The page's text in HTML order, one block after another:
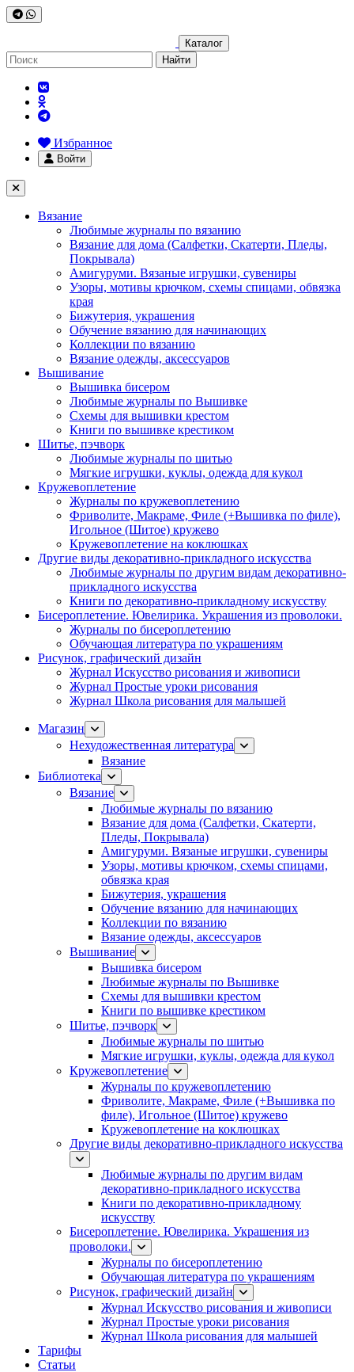
Каталог
Найти
Избранное
Войти
Вязание
Любимые журналы по вязанию
Вязание для дома (Салфетки, Скатерти, Пледы,
Покрывала)
Амигуруми. Вязаные игрушки, сувениры
Узоры, мотивы крючком, схемы спицами, обвязка
края
Бижутерия, украшения
Обучение вязанию для начинающих
Коллекции по вязанию
Вязание одежды, аксессуаров
Вышивание
Вышивка бисером
Любимые журналы по Вышивке
Схемы для вышивки крестом
Книги по вышивке крестиком
Шитье, пэчворк
Любимые журналы по шитью
Мягкие игрушки, куклы, одежда для кукол
Кружевоплетение
Журналы по кружевоплетению
Фриволите, Макраме, Филе (+Вышивка по филе),
Игольное (Шитое) кружево
Кружевоплетение на коклюшках
Другие виды декоративно-прикладного искусства
Любимые журналы по другим видам декоративно-
прикладного искусства
Книги по декоративно-прикладному искусству
Бисероплетение. Ювелирика. Украшения из проволоки.
Журналы по бисероплетению
Обучающая литература по украшениям
Рисунок, графический дизайн
Журнал Искусство рисования и живописи
Журнал Простые уроки рисования
Журнал Школа рисования для малышей
Магазин
Нехудожественная литература
Вязание
Библиотека
Вязание
Любимые журналы по вязанию
Вязание для дома (Салфетки, Скатерти,
Пледы, Покрывала)
Амигуруми. Вязаные игрушки, сувениры
Узоры, мотивы крючком, схемы спицами,
обвязка края
Бижутерия, украшения
Обучение вязанию для начинающих
Коллекции по вязанию
Вязание одежды, аксессуаров
Вышивание
Вышивка бисером
Любимые журналы по Вышивке
Схемы для вышивки крестом
Книги по вышивке крестиком
Шитье, пэчворк
Любимые журналы по шитью
Мягкие игрушки, куклы, одежда для кукол
Кружевоплетение
Журналы по кружевоплетению
Фриволите, Макраме, Филе (+Вышивка по
филе), Игольное (Шитое) кружево
Кружевоплетение на коклюшках
Другие виды декоративно-прикладного искусства
Любимые журналы по другим видам
декоративно-прикладного искусства
Книги по декоративно-прикладному
искусству
Бисероплетение. Ювелирика. Украшения из
проволоки.
Журналы по бисероплетению
Обучающая литература по украшениям
Рисунок, графический дизайн
Журнал Искусство рисования и живописи
Журнал Простые уроки рисования
Журнал Школа рисования для малышей
Тарифы
Статьи